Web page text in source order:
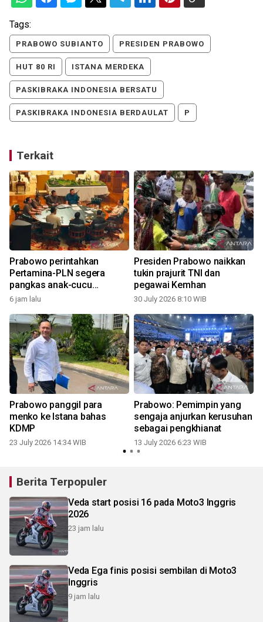
Tags:
PRABOWO SUBIANTO PRESIDEN PRABOWO
HUT 80 RI ISTANA MERDEKA
PASKIBRAKA INDONESIA BERSATU
PASKIBRAKA INDONESIA BERDAULAT P
Terkait
Prabowo perintahkan
Pertamina-PLN segera
pangkas anak-cucu
perusahaan
6 jam lalu
Presiden Prabowo naikkan
tukin prajurit TNI dan
pegawai Kemhan
30 July 2026 8:10 WIB
Prabowo panggil para
menko ke Istana bahas
KDMP
23 July 2026 14:34 WIB
Prabowo: Pemimpin yang
sengaja anjurkan kerusuhan
sebagai pengkhianat
13 July 2026 6:23 WIB
Berita Terpopuler
Veda start posisi 16 pada Moto3 Inggris
2026
23 jam lalu
Veda Ega finis posisi sembilan di Moto3
Inggris
9 jam lalu